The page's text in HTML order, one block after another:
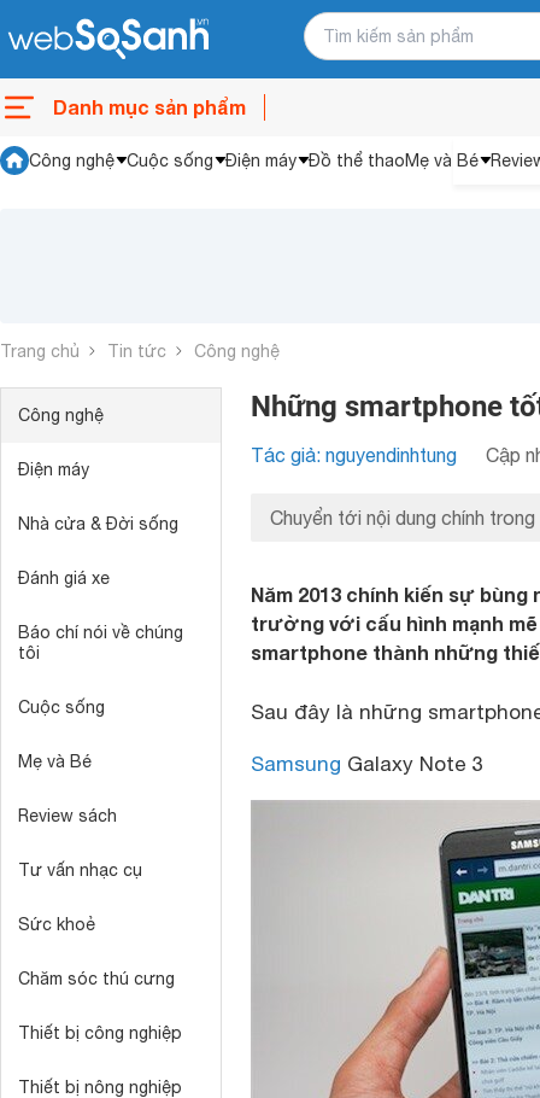
Danh mục sản phẩm
Công nghệ Cuộc sống Điện máy Đồ thể thaoMẹ và Bé
Trang chủ Tin tức Công nghệ
Công nghệ
Điện máy
Nhà cửa & Đời sống
Đánh giá xe
Báo chí nói về chúng
tôi
Cuộc sống
Mẹ và Bé
Review sách
Tư vấn nhạc cụ
Sức khoẻ
Chăm sóc thú cưng
Thiết bị công nghiệp
Thiết bị nông nghiệp
Những smartphone
Tác giả: nguyendinhtung Cập
Chuyển tới nội dung chính trong
Năm 2013 chính kiến sự
trường với cấu hình mạnh
smartphone thành những
Sau đây là những
Samsung Galaxy Note 3